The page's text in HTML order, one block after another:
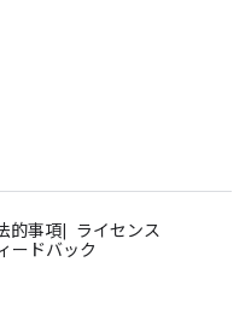
的事項
ライセンス
ードバック